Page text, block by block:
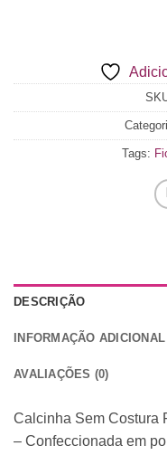
Tags:
DESCRIÇÃO
INFORMAÇÃO ADICIONAL
AVALIAÇÕES (0)
Calcinha Sem Costura
– Confeccionada em